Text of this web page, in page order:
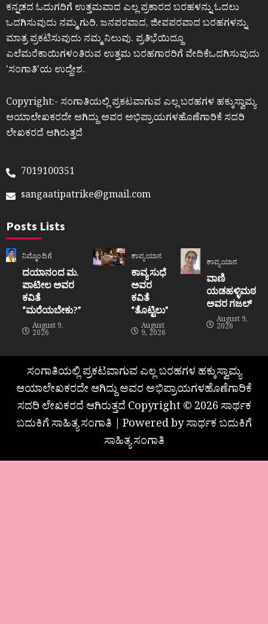
ಕನ್ನಡದ ಓದುಗರಿಗೆ ಉತ್ತಮವಾದ ಎಲ್ಲ ಪ್ರಕಾರದ ಬರಹಳನ್ನು ಓದಲು
ಒದಗಿಸುವುದು ನಮ್ಮ ಗುರಿ. ಜನಪರವಾದ, ಜೀವಪರವಾದ ಬರಹಗಳನ್ನು
ಮಾತ್ರ ಪ್ರಕಟಿಸುವುದು ನಮ್ಮ ನಿಲುವು. ಪ್ರತಿಭೆಯಿದ್ದೂ
ಎಲೆಮರೆಕಾಯಿಗಳಂತಿರುವ ಉತ್ತಮ ಬರಹಗಾರರಿಗೆ ವೇದಿಕೆಒದಗಿಸುವುದು
ʼಸಂಗಾತಿʼಯ ಉದ್ದೇಶ.
Copyright:- ಸಂಗಾತಿಯಲ್ಲಿ ಪ್ರಕಟವಾಗುವ ಎಲ್ಲ ಬರಹಗಳ ಹಕ್ಕುಸ್ವಾಮ್ಯ
ಆಯಾಲೇಖಕರದೇ ಆಗಿದ್ದು ಅವರ ಅಭಿಪ್ರಾಯಗಳಹೊಣೆಗಾರಿಕೆ ಸದರಿ
ಲೇಖಕರದೆ ಆಗಿರುತ್ತದೆ
7019100351
sangaatipatrike@gmail.com
Posts Lists
ನಿಮ್ಮೊಂದಿಗೆ
ದಯಾನಂದ ಮ.
ಪಾಟೀಲ ಅವರ
ಕವಿತೆ
“ಮರೆಯಬೇಕು?”
August 9,
2026
ಕಾವ್ಯಯಾನ
ಕಾವ್ಯ ಸುಧೆ
ಅವರ
ಕವಿತೆ
“ತೊಟ್ಟಿಲು”
August
9, 2026
ಕಾವ್ಯಯಾನ
ವಾಣಿ
ಯಡಹಳ್ಳಿಮಠ
ಅವರ ಗಜಲ್
August 9,
2026
ಸಂಗಾತಿಯಲ್ಲಿ ಪ್ರಕಟವಾಗುವ ಎಲ್ಲ ಬರಹಗಳ ಹಕ್ಕುಸ್ವಾಮ್ಯ
ಆಯಾಲೇಖಕರದೇ ಆಗಿದ್ದು ಅವರ ಅಭಿಪ್ರಾಯಗಳಹೊಣೆಗಾರಿಕೆ
ಸದರಿ ಲೇಖಕರದೆ ಆಗಿರುತ್ತದೆ Copyright © 2026 ಸಾರ್ಥಕ
ಬದುಕಿಗೆ ಸಾಹಿತ್ಯ ಸಂಗಾತಿ | Powered by ಸಾರ್ಥಕ ಬದುಕಿಗೆ
ಸಾಹಿತ್ಯ ಸಂಗಾತಿ